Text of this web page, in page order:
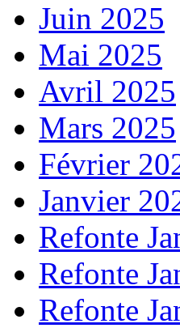
Juin 2025
Mai 2025
Avril 2025
Mars 2025
Février
Janvier
Refonte
Refonte
Refonte